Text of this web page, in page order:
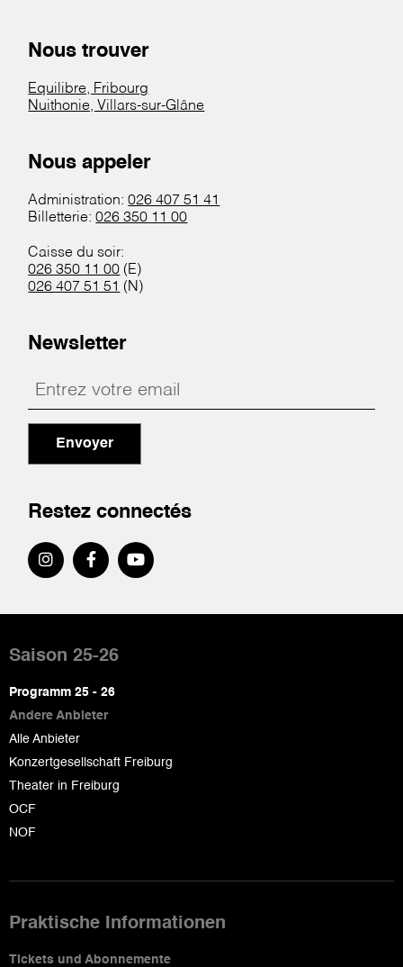
Nous trouver
Equilibre, Fribourg
Nuithonie, Villars-sur-Glâne
Nous appeler
Administration:026 407 51 41
Billetterie:026 350 11 00
Caisse du soir:
026 350 11 00 (E)
026 407 51 51 (N)
Newsletter
Envoyer
Restez connectés
de
page
Saison 25-26
Programm 25 - 26
Andere Anbieter
Alle Anbieter
Konzertgesellschaft Freiburg
Theater in Freiburg
OCF
NOF
Praktische Informationen
Tickets und Abonnemente